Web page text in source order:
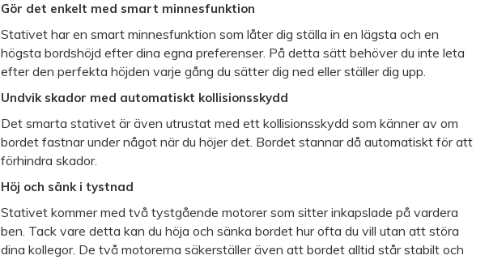
Gör det enkelt med smart minnesfunktion
Stativet har en smart minnesfunktion som låter dig ställa in en lägsta och en
högsta bordshöjd efter dina egna preferenser. På detta sätt behöver du inte leta
efter den perfekta höjden varje gång du sätter dig ned eller ställer dig upp.
Undvik skador med automatiskt kollisionsskydd
Det smarta stativet är även utrustat med ett kollisionsskydd som känner av om
bordet fastnar under något när du höjer det. Bordet stannar då automatiskt för att
förhindra skador.
Höj och sänk i tystnad
Stativet kommer med två tystgående motorer som sitter inkapslade på vardera
ben. Tack vare detta kan du höja och sänka bordet hur ofta du vill utan att störa
dina kollegor. De två motorerna säkerställer även att bordet alltid står stabilt och